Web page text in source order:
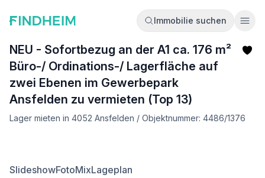
Immobilie suchen
NEU - Sofortbezug an der A1 ca. 176 m²
Büro-/ Ordinations-/ Lagerfläche auf
zwei Ebenen im Gewerbepark
Ansfelden zu vermieten (Top 13)
Lager mieten in 4052 Ansfelden / Objektnummer: 4486/1376
SlideshowFotoMixLageplan